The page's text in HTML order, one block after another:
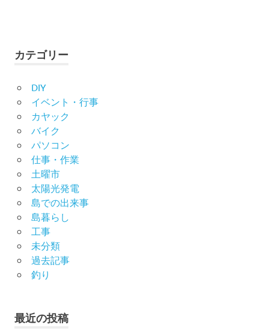
カテゴリー
DIY
イベント・行事
カヤック
バイク
パソコン
仕事・作業
土曜市
太陽光発電
島での出来事
島暮らし
工事
未分類
過去記事
釣り
最近の投稿